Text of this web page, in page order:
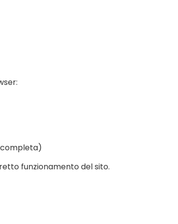
completa)
funzionamento del sito.